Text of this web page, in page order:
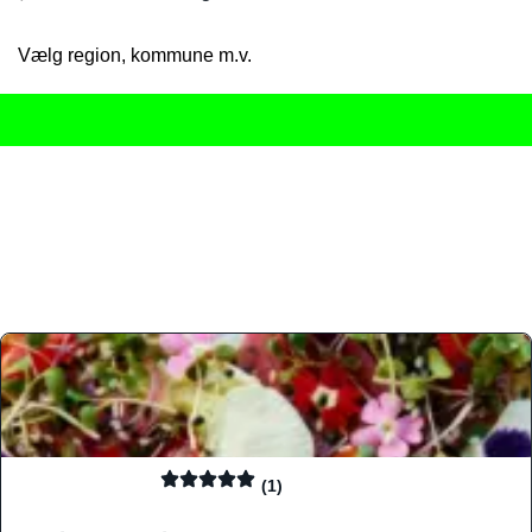
Vælg region, kommune m.v.
(1)